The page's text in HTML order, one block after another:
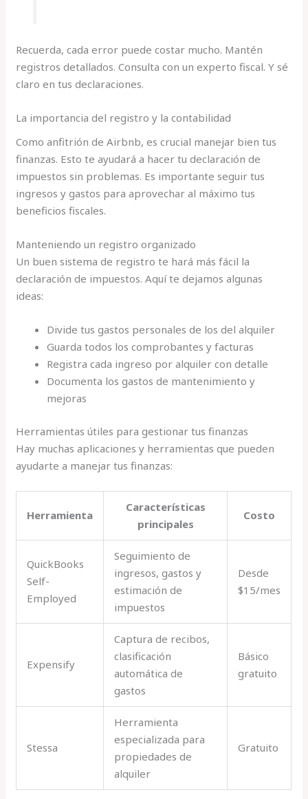
Recuerda, cada error puede costar mucho. Mantén
registros detallados. Consulta con un experto fiscal. Y sé
claro en tus declaraciones.
La importancia del registro y la contabilidad
Como anfitrión de Airbnb, es crucial manejar bien tus
finanzas. Esto te ayudará a hacer tu declaración de
impuestos sin problemas. Es importante seguir tus
ingresos y gastos para aprovechar al máximo tus
beneficios fiscales.
Manteniendo un registro organizado
Un buen sistema de registro te hará más fácil la
declaración de impuestos. Aquí te dejamos algunas
ideas:
Divide tus gastos personales de los del alquiler
Guarda todos los comprobantes y facturas
Registra cada ingreso por alquiler con detalle
Documenta los gastos de mantenimiento y
mejoras
Herramientas útiles para gestionar tus finanzas
Hay muchas aplicaciones y herramientas que pueden
ayudarte a manejar tus finanzas:
Herramienta
Características
principales
Costo
QuickBooks
Self-
Employed
Seguimiento de
ingresos, gastos y
estimación de
impuestos
Desde
$15/mes
Expensify
Captura de recibos,
clasificación
automática de
gastos
Básico
gratuito
Stessa
Herramienta
especializada para
propiedades de
alquiler
Gratuito